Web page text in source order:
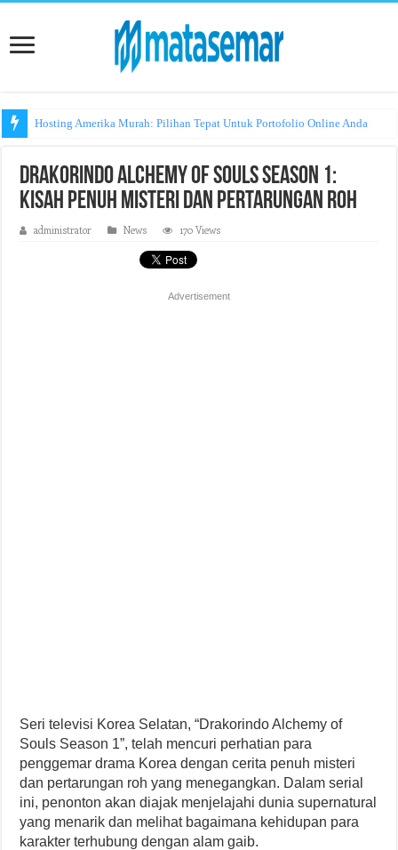
Hosting Amerika Murah: Pilihan Tepat Untuk Portofolio Online Anda
Drakorindo Alchemy of Souls Season 1:
Kisah Penuh Misteri dan Pertarungan Roh
administrator News 170 Views
Advertisement
Seri televisi Korea Selatan, “Drakorindo Alchemy of
Souls Season 1”, telah mencuri perhatian para
penggemar drama Korea dengan cerita penuh misteri
dan pertarungan roh yang menegangkan. Dalam serial
ini, penonton akan diajak menjelajahi dunia supernatural
yang menarik dan melihat bagaimana kehidupan para
karakter terhubung dengan alam gaib.